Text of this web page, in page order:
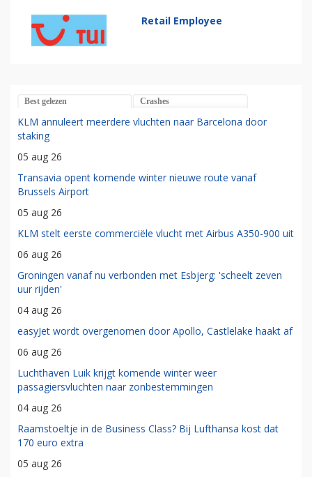
Retail Employee
Best gelezen Crashes
KLM annuleert meerdere vluchten naar Barcelona door
staking
05 aug 26
Transavia opent komende winter nieuwe route vanaf
Brussels Airport
05 aug 26
KLM stelt eerste commerciële vlucht met Airbus A350-900 uit
06 aug 26
Groningen vanaf nu verbonden met Esbjerg: 'scheelt zeven
uur rijden'
04 aug 26
easyJet wordt overgenomen door Apollo, Castlelake haakt af
06 aug 26
Luchthaven Luik krijgt komende winter weer
passagiersvluchten naar zonbestemmingen
04 aug 26
Raamstoeltje in de Business Class? Bij Lufthansa kost dat
170 euro extra
05 aug 26